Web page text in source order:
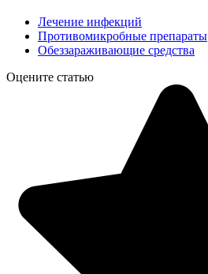
Лечение инфекций
Противомикробные препараты
Обеззараживающие средства
Оцените статью